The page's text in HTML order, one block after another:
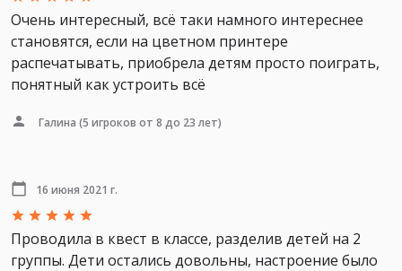
Очень интересный, всё таки намного интереснее
становятся, если на цветном принтере
распечатывать, приобрела детям просто поиграть,
понятный как устроить всё
Галина (5 игроков от 8 до 23 лет)
16 июня 2021 г.
Проводила в квест в классе, разделив детей на 2
группы. Дети остались довольны, настроение было